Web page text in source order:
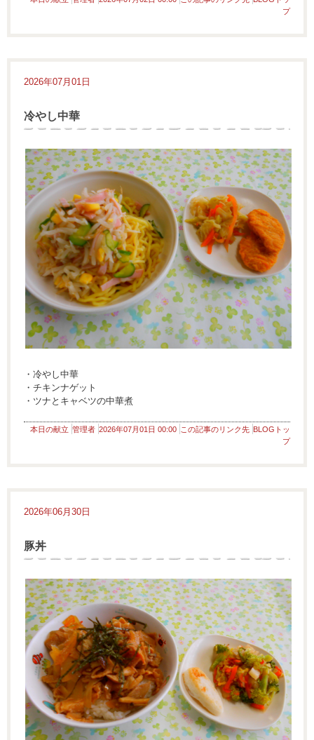
プ
2026年07月01日
冷やし中華
・冷やし中華
・チキンナゲット
・ツナとキャベツの中華煮
本日の献立 管理者 2026年07月01日 00:00 この記事のリンク先 BLOGトッ
プ
2026年06月30日
豚丼